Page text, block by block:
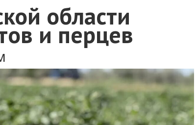
области
и перцев